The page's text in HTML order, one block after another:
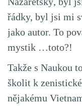
řádky, byl jsi mi
jako autor. To
mystik …toto?!
Takže s Naukou
školit k
nějakému